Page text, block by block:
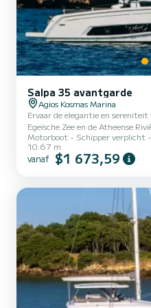
Salpa 35 avantgarde
Agios Kosmas Marina
Ervaar de elegantie en sereniteit
Egeïsche Zee en de Atheense
door afgelegen baaien, zwem in
drankje en geniet van een hapje
vis in een lokaal restaurant.
moderniteit uit. De strakke
Motorboot Schipper verplicht
10.67 m
vanaf $1 673,59